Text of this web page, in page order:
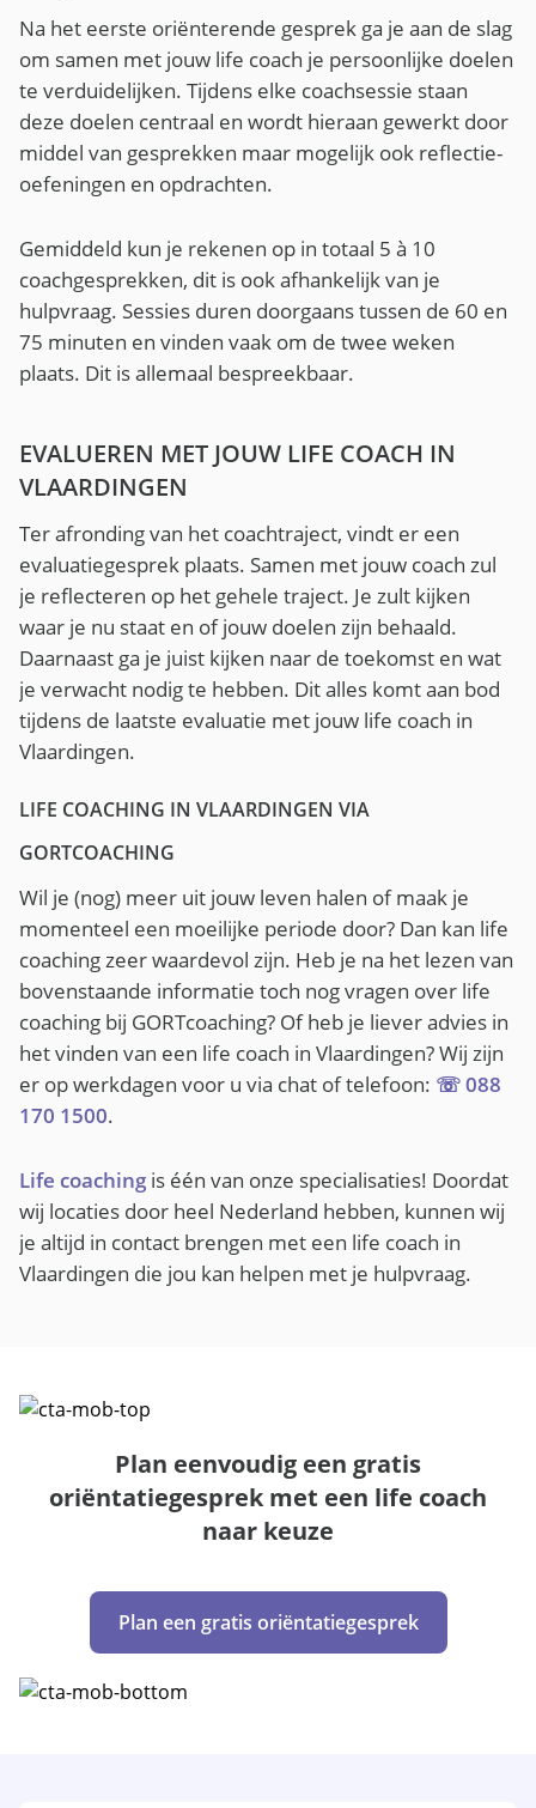
Na het eerste oriënterende gesprek ga je aan de slag
om samen met jouw life coach je persoonlijke doelen
te verduidelijken. Tijdens elke coachsessie staan
deze doelen centraal en wordt hieraan gewerkt door
middel van gesprekken maar mogelijk ook reflectie-
oefeningen en opdrachten.
Gemiddeld kun je rekenen op in totaal 5 à 10
coachgesprekken, dit is ook afhankelijk van je
hulpvraag. Sessies duren doorgaans tussen de 60 en
75 minuten en vinden vaak om de twee weken
plaats. Dit is allemaal bespreekbaar.
EVALUEREN MET JOUW LIFE COACH IN
VLAARDINGEN
Ter afronding van het coachtraject, vindt er een
evaluatiegesprek plaats. Samen met jouw coach zul
je reflecteren op het gehele traject. Je zult kijken
waar je nu staat en of jouw doelen zijn behaald.
Daarnaast ga je juist kijken naar de toekomst en wat
je verwacht nodig te hebben. Dit alles komt aan bod
tijdens de laatste evaluatie met jouw life coach in
Vlaardingen.
LIFE COACHING IN VLAARDINGEN VIA
GORTCOACHING
Wil je (nog) meer uit jouw leven halen of maak je
momenteel een moeilijke periode door? Dan kan life
coaching zeer waardevol zijn. Heb je na het lezen van
bovenstaande informatie toch nog vragen over life
coaching bij GORTcoaching? Of heb je liever advies in
het vinden van een life coach in Vlaardingen? Wij zijn
er op werkdagen voor u via chat of telefoon: ☏ 088
170 1500.
Life coaching is één van onze specialisaties! Doordat
wij locaties door heel Nederland hebben, kunnen wij
je altijd in contact brengen met een life coach in
Vlaardingen die jou kan helpen met je hulpvraag.
Plan eenvoudig een gratis
oriëntatiegesprek met een life coach
naar keuze
Plan een gratis oriëntatiegesprek